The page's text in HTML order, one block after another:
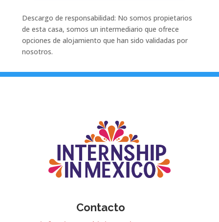
Descargo de responsabilidad: No somos propietarios
de esta casa, somos un intermediario que ofrece
opciones de alojamiento que han sido validadas por
nosotros.
Contacto